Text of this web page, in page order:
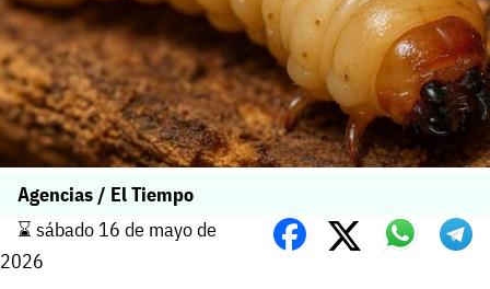
Agencias / El Tiempo
⌛️ sábado 16 de mayo de
2026